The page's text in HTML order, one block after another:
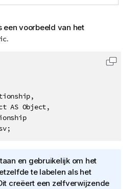
een voorbeeld van het
.
AS Object,
Code
en gebruikelijk om het
te labelen als het
creëert een zelfverwijzende